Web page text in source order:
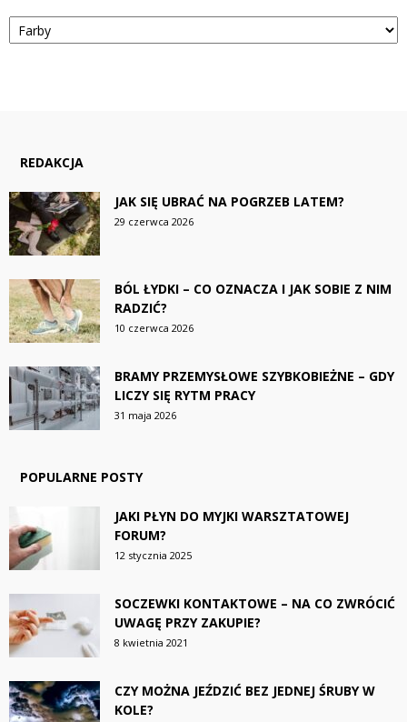
Kategorie
REDAKCJA
JAK SIĘ UBRAĆ NA POGRZEB LATEM?
29 czerwca 2026
BÓL ŁYDKI – CO OZNACZA I JAK SOBIE Z NIM
RADZIĆ?
10 czerwca 2026
BRAMY PRZEMYSŁOWE SZYBKOBIEŻNE – GDY
LICZY SIĘ RYTM PRACY
31 maja 2026
POPULARNE POSTY
JAKI PŁYN DO MYJKI WARSZTATOWEJ
FORUM?
12 stycznia 2025
SOCZEWKI KONTAKTOWE – NA CO ZWRÓCIĆ
UWAGĘ PRZY ZAKUPIE?
8 kwietnia 2021
CZY MOŻNA JEŹDZIĆ BEZ JEDNEJ ŚRUBY W
KOLE?